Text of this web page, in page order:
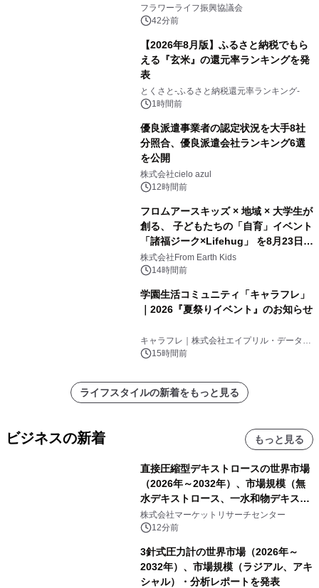
フラワーライフ振興協議会
42分前
【2026年8月版】ふるさと納税でもら
える『玄米』の還元率ランキングを発
表
とくさと-ふるさと納税還元率ランキング-
1時間前
優良派遣事業者の認定状況を大手8社
分照合、優良派遣会社ランキング6選
を公開
株式会社cielo azul
12時間前
フロムアースキッズ × 地域 × 大学生が
創る、 子どもたちの「自育」イベント
「諸福ジーク×Lifehug」 を8月23日
(日)開催
株式会社From Earth Kids
14時間前
学園生活コミュニティ「キャラフレ」
｜2026『夏祭りイベント』のお知らせ
キャラフレ｜株式会社エイプリル・データ・
デザインズ
15時間前
ライフスタイルの新着をもっと見る
ビジネスの新着 もっと見る
直接圧縮型デキストロースの世界市場
（2026年～2032年）、市場規模（無
水デキストロース、一水和物デキスト
ロース）・分析レポートを発表
株式会社マーケットリサーチセンター
12分前
3針式圧力計の世界市場（2026年～
2032年）、市場規模（ラジアル、アキ
シャル）・分析レポートを発表